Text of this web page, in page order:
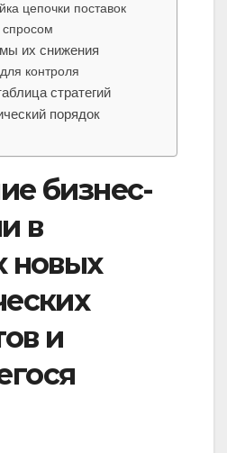
цепочки поставок
их снижения
контроля
стратегий
порядок
бизнес-
в
новых
и